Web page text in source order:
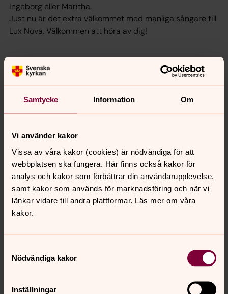
Samtycke Information Om
Vi använder kakor
Vissa av våra kakor (cookies) är nödvändiga för att
webbplatsen ska fungera. Här finns också kakor för
analys och kakor som förbättrar din användarupplevelse,
samt kakor som används för marknadsföring och när vi
länkar vidare till andra plattformar. Läs mer om våra
kakor.
Nödvändiga kakor
Inställningar
Ingeborg eller Maritha.
Just nu är det extra välkommet med manliga sångare till
Lux Nova, Välkommen att höra av dig!
Maritha Holmlind-Paulson
E-post:maritha.holmlind-